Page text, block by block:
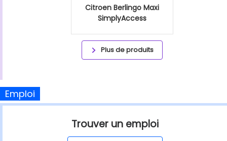
Citroen Berlingo Maxi
SimplyAccess
Plus de produits
Emploi
Trouver un emploi